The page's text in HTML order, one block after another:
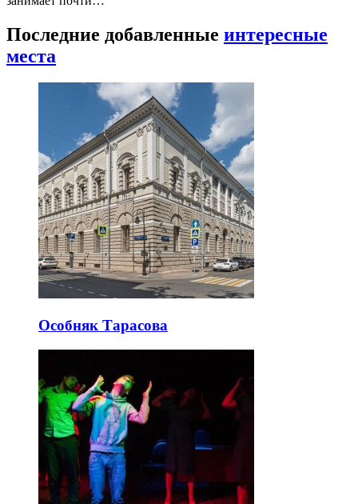
Последние добавленные интересные
места
Особняк Тарасова